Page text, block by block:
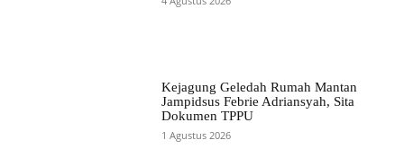
Kejagung Geledah Rumah Mantan
Jampidsus Febrie Adriansyah, Sita
Dokumen TPPU
1 Agustus 2026